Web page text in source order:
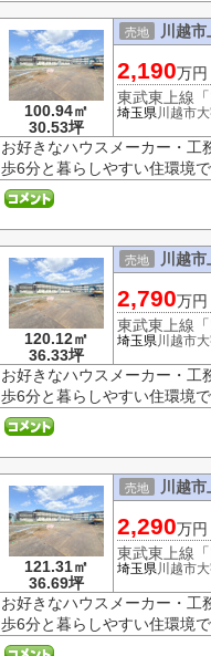
100.94㎡
30.53坪
売地 川越
2,190万円
東武東上線 「
埼玉県川越市
お好きなハウスメーカー・工
歩6分と暮らしやすい住環境
120.12㎡
36.33坪
売地 川越
2,790万円
東武東上線 「
埼玉県川越市
お好きなハウスメーカー・工
歩6分と暮らしやすい住環境
121.31㎡
36.69坪
売地 川越
2,290万円
東武東上線 「
埼玉県川越市
お好きなハウスメーカー・工
歩6分と暮らしやすい住環境